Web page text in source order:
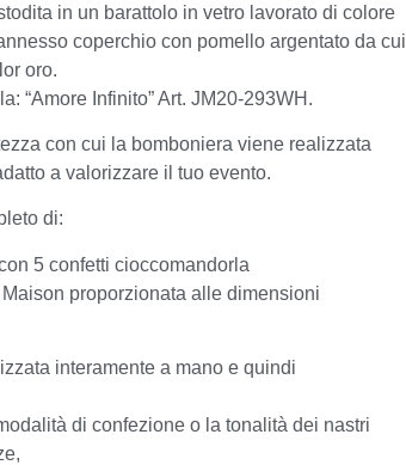
in un barattolo in vetro lavorato di colore
coperchio con pomello argentato da cui
oro.
“Amore Infinito” Art. JM20-293WH.
con cui la bomboniera viene realizzata
a valorizzare il tuo evento.
di:
5 confetti cioccomandorla
proporzionata alle dimensioni
interamente a mano e quindi
di confezione o la tonalità dei nastri